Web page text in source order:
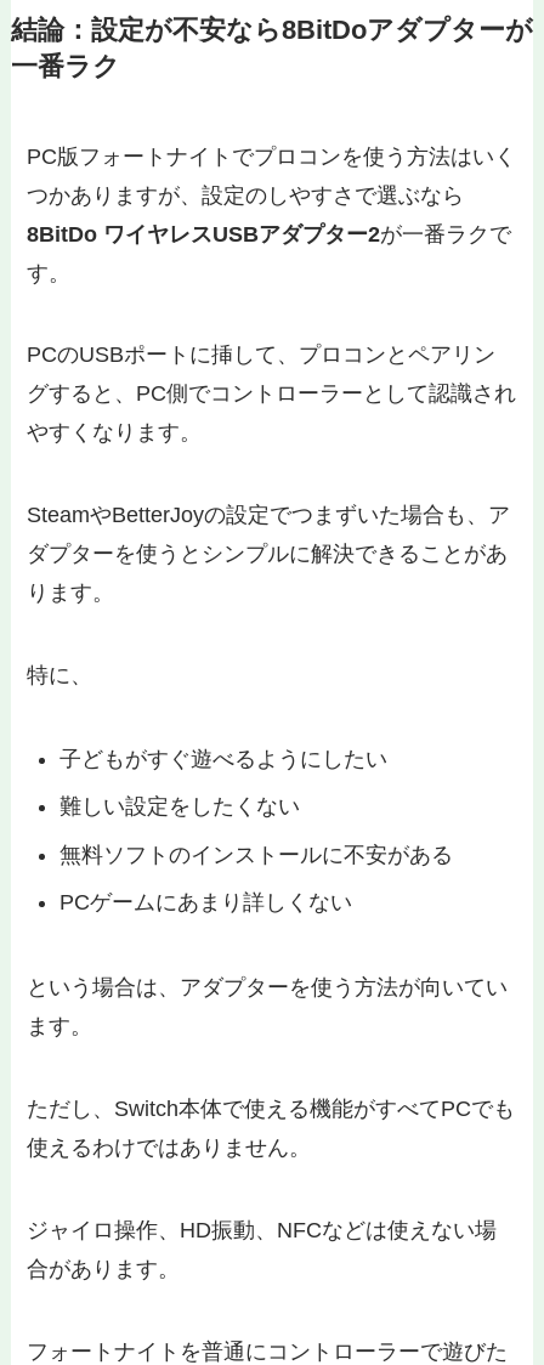
結論：設定が不安なら8BitDoアダプターが
一番ラク
PC版フォートナイトでプロコンを使う方法はいく
つかありますが、設定のしやすさで選ぶなら
8BitDo ワイヤレスUSBアダプター2が一番ラクで
す。
PCのUSBポートに挿して、プロコンとペアリン
グすると、PC側でコントローラーとして認識され
やすくなります。
SteamやBetterJoyの設定でつまずいた場合も、ア
ダプターを使うとシンプルに解決できることがあ
ります。
特に、
子どもがすぐ遊べるようにしたい
難しい設定をしたくない
無料ソフトのインストールに不安がある
PCゲームにあまり詳しくない
という場合は、アダプターを使う方法が向いてい
ます。
ただし、Switch本体で使える機能がすべてPCでも
使えるわけではありません。
ジャイロ操作、HD振動、NFCなどは使えない場
合があります。
フォートナイトを普通にコントローラーで遊びた